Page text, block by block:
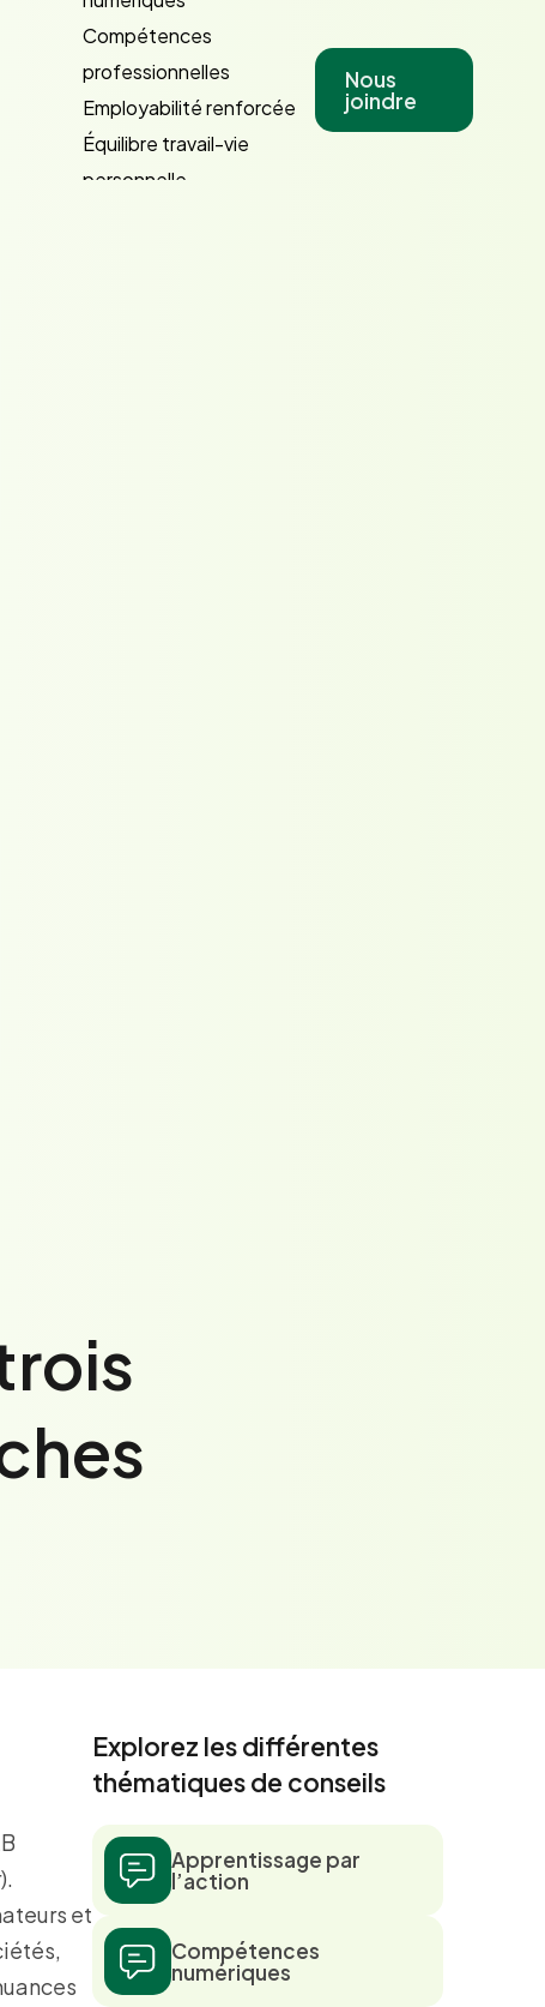
Compétences
professionnelles
Employabilité renforcée
Équilibre travail-vie
personnelle
Nous
joindre
et
Explorez les différentes
thématiques de conseils
Apprentissage par
l’action
Compétences
numériques